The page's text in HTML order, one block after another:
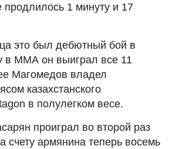
продлилось 1 минуту и 17
это был дебютный бой в
в ММА он выиграл все 11
Магомедов владел
казахстанского
в полулегком весе.
проиграл во второй раз
счету армянина теперь восемь